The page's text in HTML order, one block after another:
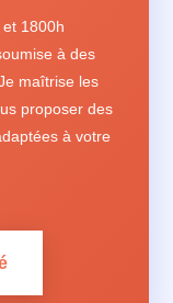
1800h
à des
maîtrise les
proposer des
à votre